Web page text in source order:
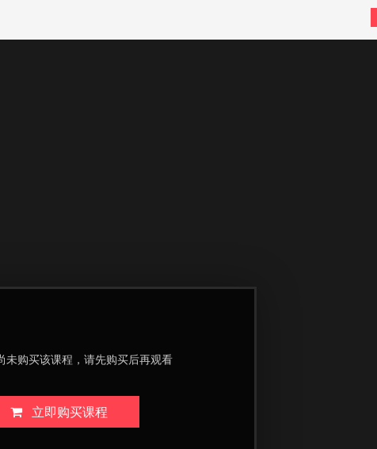
未购买该课程，请先购买后再观看
立即购买课程